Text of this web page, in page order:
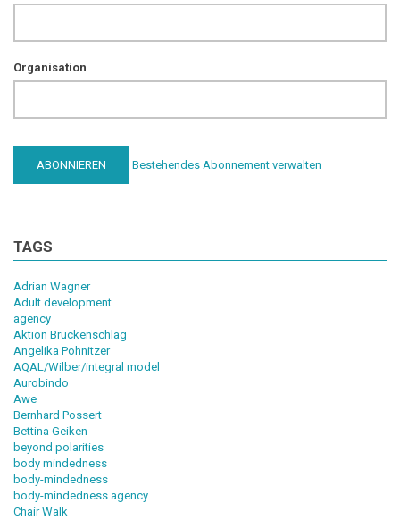
Organisation
Bestehendes Abonnement verwalten
TAGS
Adrian Wagner
Adult development
agency
Aktion Brückenschlag
Angelika Pohnitzer
AQAL/Wilber/integral model
Aurobindo
Awe
Bernhard Possert
Bettina Geiken
beyond polarities
body mindedness
body-mindedness
body-mindedness agency
Chair Walk